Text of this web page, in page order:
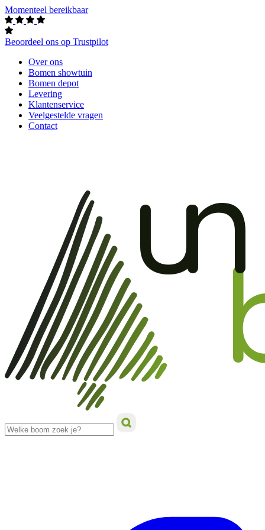
Momenteel bereikbaar
Beoordeel ons op Trustpilot
Over ons
Bomen showtuin
Bomen depot
Levering
Klantenservice
Veelgestelde vragen
Contact
un